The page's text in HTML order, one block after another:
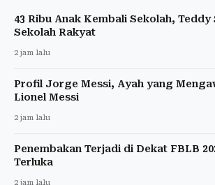
43 Ribu Anak Kembali Sekolah,
Sekolah Rakyat
2 jam lalu
Profil Jorge Messi, Ayah yang
Lionel Messi
2 jam lalu
Penembakan Terjadi di Dekat FBLB
Terluka
2 jam lalu